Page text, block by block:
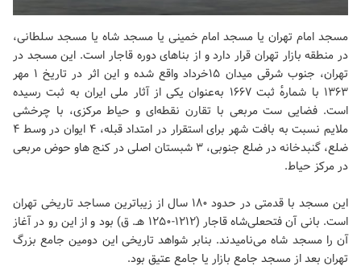
مسجد امام تهران یا مسجد امام خمینی یا مسجد شاه یا مسجد سلطانی،
در منطقه بازار تهران قرار دارد و از بناهای دوره قاجار است. این مسجد در
تهران، جنوب شرقی میدان ۱۵خرداد واقع شده و این اثر در تاریخ ۱ مهر
۱۳۶۳ با شمارهٔ ثبت ۱۶۶۷ به‌عنوان یکی از آثار ملی ایران به ثبت رسیده
است. فضایی ست مربعی با تقارن نقطه‌ای و حیاط مرکزی، با چرخشی
ملایم نسبت به بافت شهر برای استقرار در امتداد قبله، ۴ ایوان در وسط ۴
ضلع، گنبدخانه در ضلع جنوبی، ۳ شبستان اصلی در کنج هاو حوض مربعی
در مرکز حیاط.
این مسجد با قدمتی در حدود ۱۸۰ سال از زیباترین مساجد تاریخی تهران
است. بانی آن فتحعلی‌شاه قاجار (۱۲۱۲-۱۲۵۰ هـ. ق) بود و از این رو در آغاز
آن را مسجد شاه می‌نامیدند. بنابر شواهد تاریخی این دومین جامع بزرگ
تهران بعد از مسجد جامع بازار یا جامع عتیق بود.